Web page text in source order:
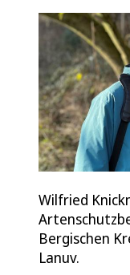
Wilfried
Bergischen
Lanuv.